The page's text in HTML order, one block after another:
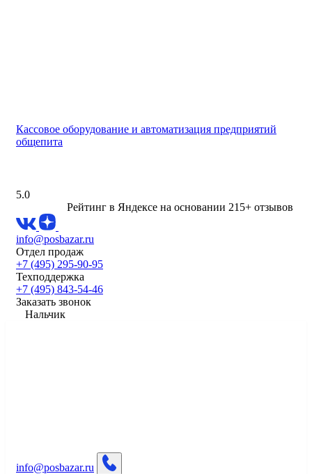
Кассовое оборудование и автоматизация предприятий
общепита
5.0
Рейтинг в Яндексе на основании 215+ отзывов
info@posbazar.ru
Отдел продаж
+7 (495) 295-90-95
Техподдержка
+7 (495) 843-54-46
Заказать звонок
Нальчик
info@posbazar.ru